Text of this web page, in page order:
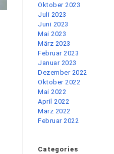
Oktober 2023
Juli 2023
Juni 2023
Mai 2023
März 2023
Februar 2023
Januar 2023
Dezember 2022
Oktober 2022
Mai 2022
April 2022
März 2022
Februar 2022
Categories